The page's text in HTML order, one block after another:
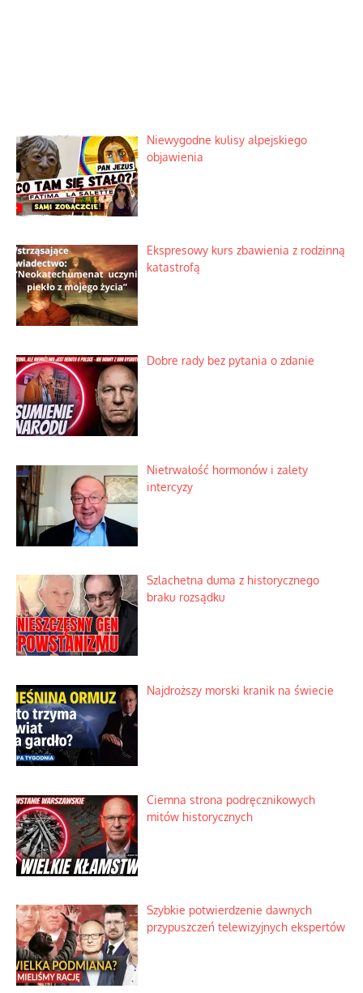
Niewygodne kulisy alpejskiego
objawienia
Ekspresowy kurs zbawienia z rodzinną
katastrofą
Dobre rady bez pytania o zdanie
Nietrwałość hormonów i zalety
intercyzy
Szlachetna duma z historycznego
braku rozsądku
Najdroższy morski kranik na świecie
Ciemna strona podręcznikowych
mitów historycznych
Szybkie potwierdzenie dawnych
przypuszczeń telewizyjnych ekspertów